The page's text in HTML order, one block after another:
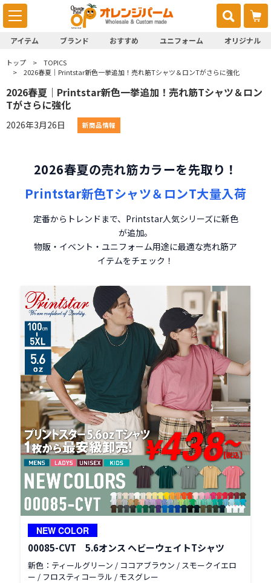
アイテム ブランド おすすめ ユニフォーム オリジナル
トップ
TOPICS
2026春夏｜Printstar新色一挙追加！売れ筋Tシャツ＆ロンTがさらに強化
2026春夏｜Printstar新色一挙追加！売れ筋Tシャツ＆ロン
Tがさらに強化
2026年3月26日 新商品情報
2026春夏の売れ筋カラーを先取り！
Printstar新色Tシャツ＆ロンT大量入荷
定番からトレンドまで、Printstar人気シリーズに新色
が追加。
物販・イベント・ユニフォーム用途に最適な売れ筋ア
イテムをチェック！
NEW COLOR
00085-CVT 5.6オンス ヘビーウェイトTシャツ
新色：ティールグリーン / ココアブラウン / スモークイエロ
ー / フロスティコーラル / モスグレー